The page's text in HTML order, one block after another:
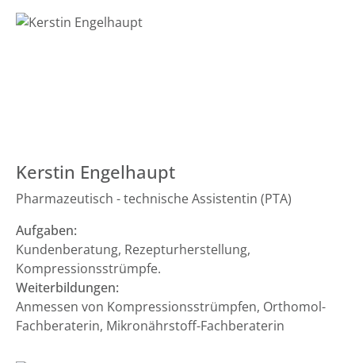
Kerstin Engelhaupt
Pharmazeutisch - technische Assistentin (PTA)
Aufgaben:
Kundenberatung, Rezepturherstellung,
Kompressionsstrümpfe.
Weiterbildungen:
Anmessen von Kompressionsstrümpfen, Orthomol-
Fachberaterin, Mikronährstoff-Fachberaterin